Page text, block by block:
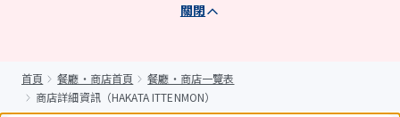
關閉
首頁 餐廳・商店首頁
餐廳・商店一覽表
商店詳細資訊（HAKATA ITTENMON）